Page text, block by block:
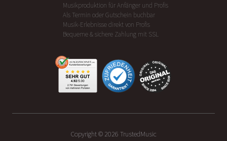
Musikproduktion für Anfänger und Profis
Als Termin oder Gutschein buchbar
Musik-Erlebnisse direkt von Profis
Bequeme & sichere Zahlung mit SSL
Copyright © 2026 TrustedMusic